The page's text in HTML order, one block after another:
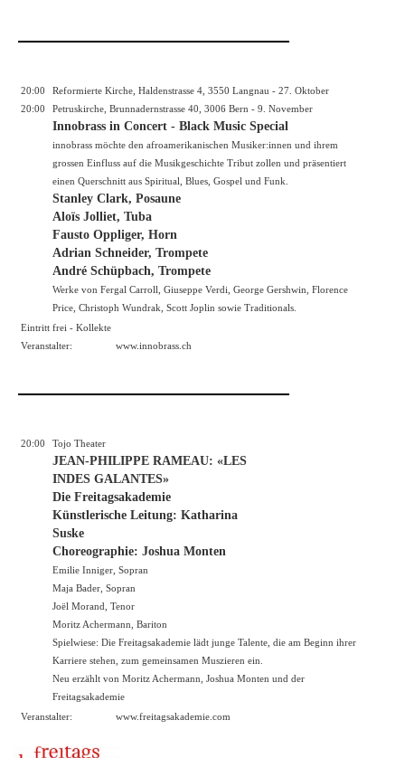
20:00
Reformierte Kirche, Haldenstrasse 4, 3550 Langnau - 27. Oktober
20:00
Petruskirche, Brunnadernstrasse 40, 3006 Bern - 9. November
Innobrass in Concert - Black Music Special
innobrass möchte den afroamerikanischen Musiker:innen und ihrem
grossen Einfluss auf die Musikgeschichte Tribut zollen und präsentiert
einen Querschnitt aus Spiritual, Blues, Gospel und Funk.
Stanley Clark, Posaune
Aloïs Jolliet, Tuba
Fausto Oppliger, Horn
Adrian Schneider, Trompete
André Schüpbach, Trompete
Werke von Fergal Carroll, Giuseppe Verdi, George Gershwin, Florence
Price, Christoph Wundrak, Scott Joplin sowie Traditionals.
Eintritt frei - Kollekte
Veranstalter:
www.innobrass.ch
20:00 Tojo Theater
JEAN-PHILIPPE RAMEAU: «LES
INDES GALANTES»
Die Freitagsakademie
Künstlerische Leitung: Katharina
Suske
Choreographie: Joshua Monten
Emilie Inniger, Sopran
Maja Bader, Sopran
Joël Morand, Tenor
Moritz Achermann, Bariton
Spielwiese: Die Freitagsakademie lädt junge Talente, die am Beginn ihrer
Karriere stehen, zum gemeinsamen Muszieren ein.
Neu erzählt von Moritz Achermann, Joshua Monten und der
Freitagsakademie
Veranstalter:
www.freitagsakademie.com